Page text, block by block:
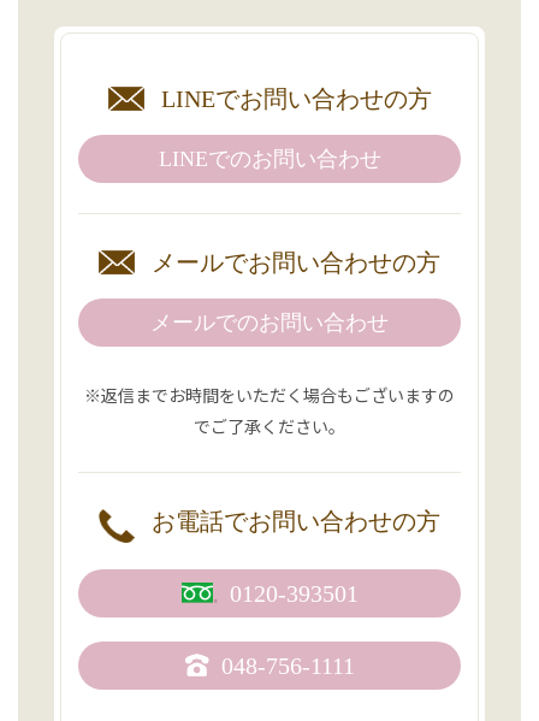
LINEでお問い合わせの方
LINEでのお問い合わせ
メールでお問い合わせの方
メールでのお問い合わせ
※返信までお時間をいただく場合もございますの
でご了承ください。
お電話でお問い合わせの方
0120-393501
048-756-1111